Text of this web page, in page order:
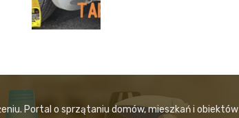
Portal o sprzątaniu domów, mieszkań i obiektów